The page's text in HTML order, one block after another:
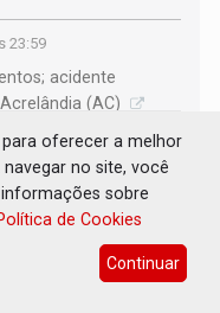
23:59
acidente
(AC)
oferecer a melhor
no site, você
sobre
de Cookies
Continuar